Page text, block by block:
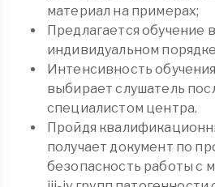
материал на примерах;
Предлагается обучение
индивидуальном
Интенсивность
выбирает слушатель
специалистом центра.
Пройдя
получает документ по
безопасность работы с